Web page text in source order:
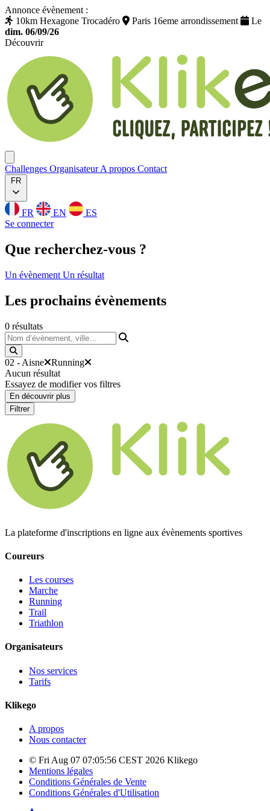
Annonce évènement :
10km Hexagone Trocadéro
Paris 16eme arrondissement
Le
dim. 06/09/26
Découvrir
Challenges OrganisateurA propos Contact
FR
FR EN
ES
Se connecter
Que recherchez-vous ?
Un évènement Un résultat
Les prochains évènements
0 résultats
Nom d’évènement, ville…
02 - Aisne
Running
Aucun résultat
Essayez de modifier vos filtres
En découvrir plus
Filtrer
La plateforme d'inscriptions en ligne aux évènements sportives
Coureurs
Les courses
Marche
Running
Trail
Triathlon
Organisateurs
Nos services
Tarifs
Klikego
A propos
Nous contacter
© Fri Aug 07 07:05:56 CEST 2026 Klikego
Mentions légales
Conditions Générales de Vente
Conditions Générales d'Utilisation